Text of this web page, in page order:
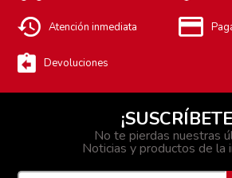
Atención inmediata
Devoluciones
No te pierdas nuestras
Noticias y productos de la